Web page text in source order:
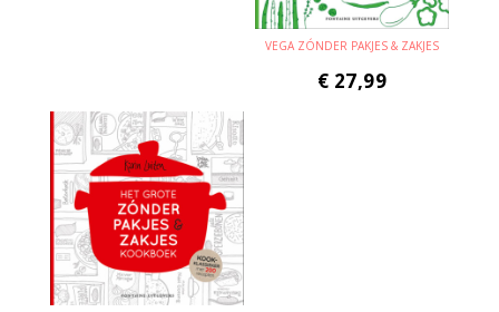
VEGA ZÓNDER PAKJES & ZAKJES
€ 27,99